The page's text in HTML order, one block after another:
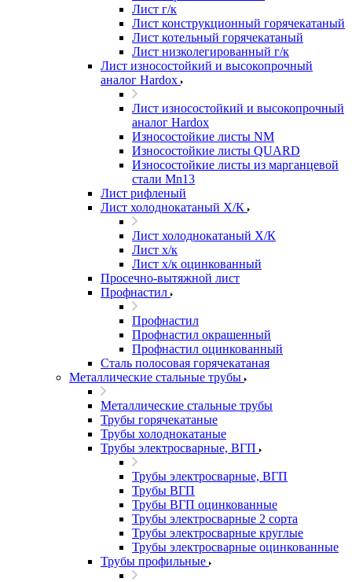
Лист г/к
Лист конструкционный горячекатаный
Лист котельный горячекатаный
Лист низколегированный г/к
Лист износостойкий и высокопрочный
аналог Hardox
Лист износостойкий и высокопрочный
аналог Hardox
Износостойкие листы NM
Износостойкие листы QUARD
Износостойкие листы из марганцевой
стали Mn13
Лист рифленый
Лист холоднокатаный Х/К
Лист холоднокатаный Х/К
Лист х/к
Лист х/к оцинкованный
Просечно-вытяжной лист
Профнастил
Профнастил
Профнастил окрашенный
Профнастил оцинкованный
Сталь полосовая горячекатаная
Металлические стальные трубы
Металлические стальные трубы
Трубы горячекатаные
Трубы холоднокатаные
Трубы электросварные, ВГП
Трубы электросварные, ВГП
Трубы ВГП
Трубы ВГП оцинкованные
Трубы электросварные 2 сорта
Трубы электросварные круглые
Трубы электросварные оцинкованные
Трубы профильные